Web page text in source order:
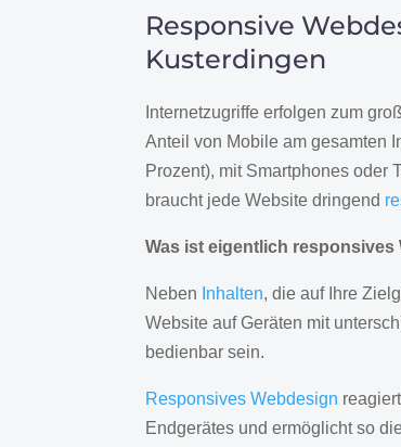
Responsive
Kusterdingen
Internetzugriffe erfolgen zum
Anteil von Mobile am gesamten
Prozent), mit Smartphones oder
braucht jede Website dringend
Was ist eigentlich responsives
Neben Inhalten, die auf Ihre
Website auf Geräten mit
bedienbar sein.
Responsives Webdesign
Endgerätes und ermöglicht so